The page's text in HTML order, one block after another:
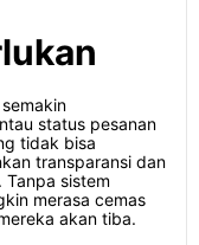
status pesanan
tidak bisa
transparansi dan
sistem
merasa cemas
akan tiba.